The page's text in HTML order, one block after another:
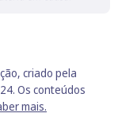
criado pela
Os conteúdos
mais.